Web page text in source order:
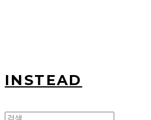
INSTEAD